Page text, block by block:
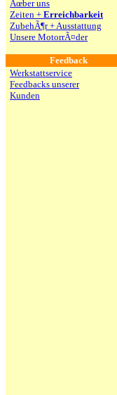
Ãœber uns
Zeiten + Erreichbarkeit
ZubehÃ¶r + Ausstattung
Unsere MotorrÃ¤der
Feedback
Werkstattservice
Feedbacks unserer
Kunden